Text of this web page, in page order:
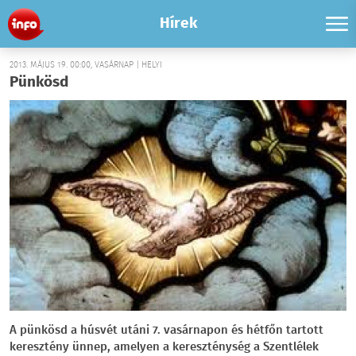
Hírek
2013. MÁJUS 19. 00:00, VASÁRNAP | HELYI
Pünkösd
A pünkösd a húsvét utáni 7. vasárnapon és hétfőn tartott
keresztény ünnep, amelyen a kereszténység a Szentlélek